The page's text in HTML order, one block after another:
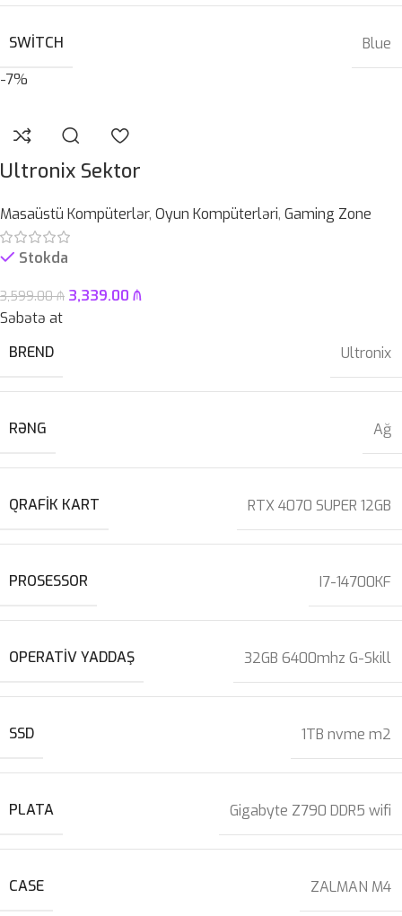
SWITCH
Blue
-7%
Ultronix Sektor
Masaüstü Kompüterlər, Oyun Kompüterləri, Gaming Zone
Stokda
3,599.00₼ 3,339.00 ₼
Səbətə at
BREND
Ultronix
RƏNG Ağ
QRAFIK KART RTX 4070 SUPER 12GB
PROSESSOR I7-14700KF
OPERATIV YADDAŞ 32GB 6400mhz G-Skill
SSD 1TB nvme m2
PLATA Gigabyte Z790 DDR5 wifi
CASE ZALMAN M4